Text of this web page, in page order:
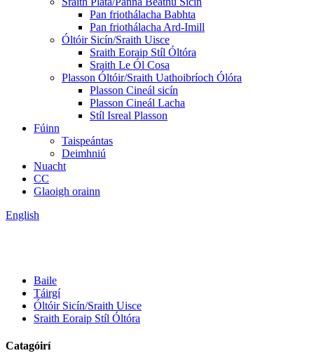
Pan friothálacha Babhta
Pan friothálacha Ard-Imill
Óltóir Sicín/Sraith Uisce
Sraith Eoraip Stíl Óltóra
Sraith Le Ól Cosa
Plasson Óltóir/Sraith Uathoibríoch Ólóra
Plasson Cineál sicín
Plasson Cineál Lacha
Stíl Isreal Plasson
Fúinn
Taispeántas
Deimhniú
Nuacht
CC
Glaoigh orainn
English
Baile
Táirgí
Óltóir Sicín/Sraith Uisce
Sraith Eoraip Stíl Óltóra
Catagóirí